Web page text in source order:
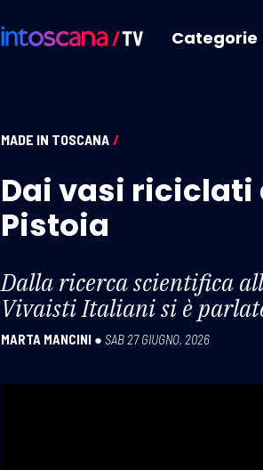
Categorie
MADE IN TOSCANA /
Dai vasi riciclati
Pistoia
Dalla ricerca scientifica
Vivaisti Italiani si è
MARTA MANCINI ● SAB 27 GIUGNO, 2026